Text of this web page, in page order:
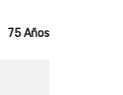
75 Años